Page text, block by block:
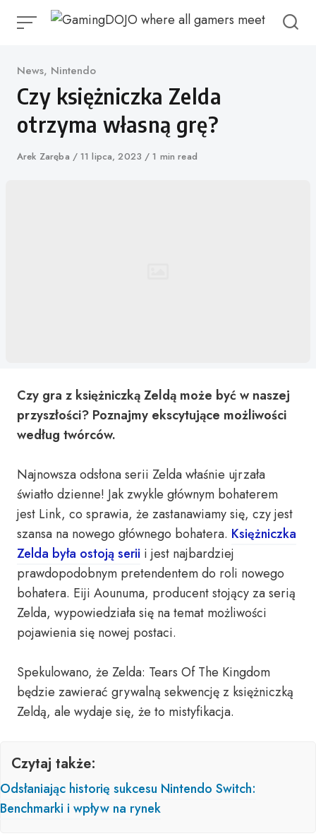
Kategoria
News, Nintendo
Czy księżniczka Zelda
otrzyma własną grę?
Autor
Arek Zaręba Opublikowano
11 lipca, 2023 1 min read
Czy gra z księżniczką Zeldą może być w naszej
przyszłości? Poznajmy ekscytujące możliwości
według twórców.
Najnowsza odsłona serii Zelda właśnie ujrzała
światło dzienne! Jak zwykle głównym bohaterem
jest Link, co sprawia, że zastanawiamy się, czy jest
szansa na nowego głównego bohatera. Księżniczka
Zelda była ostoją serii i jest najbardziej
prawdopodobnym pretendentem do roli nowego
bohatera. Eiji Aounuma, producent stojący za serią
Zelda, wypowiedziała się na temat możliwości
pojawienia się nowej postaci.
Spekulowano, że Zelda: Tears Of The Kingdom
będzie zawierać grywalną sekwencję z księżniczką
Zeldą, ale wydaje się, że to mistyfikacja.
Czytaj także:
Odsłaniając historię sukcesu Nintendo Switch:
Benchmarki i wpływ na rynek